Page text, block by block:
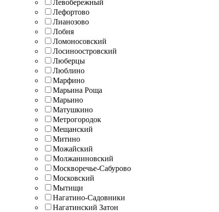
Левобережный
Лефортово
Лианозово
Лобня
Ломоносовский
Лосиноостровский
Люберцы
Люблино
Марфино
Марьина Роща
Марьино
Матушкино
Метрогородок
Мещанский
Митино
Можайский
Молжаниновский
Москворечье-Сабурово
Московский
Мытищи
Нагатино-Садовники
Нагатинский Затон